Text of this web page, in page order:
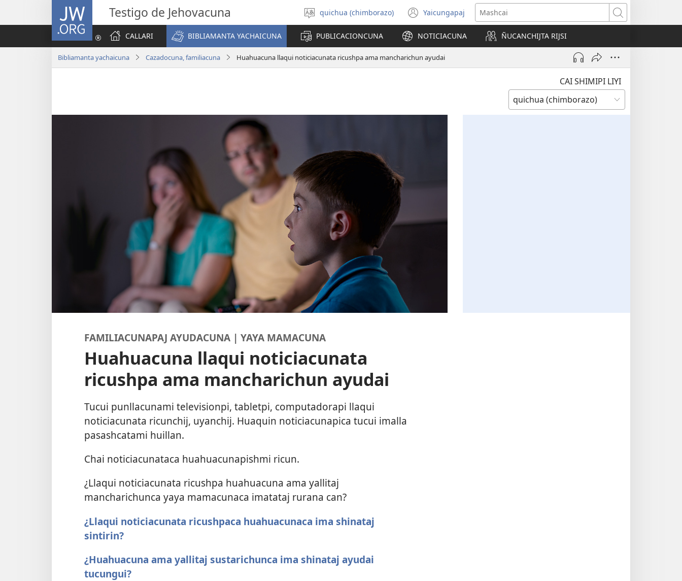
JW.ORG Testigo de Jehovacuna
Shimita
agllai
quichua (chimborazo) Yaicungapaj
(abre
una
nueva
ventana)
Mashcai
CALLARI
BIBLIAMANTA YACHAICUNA PUBLICACIONCUNA NOTICIACUNA ÑUCANCHIJTA RIJSI
Bibliamanta yachaicuna Cazadocuna, familiacuna Huahuacuna llaqui noticiacunata ricushpa ama mancharichun ayudai
CAI SHIMIPI LIYI
FAMILIACUNAPAJ AYUDACUNA | YAYA MAMACUNA
Huahuacuna llaqui noticiacunata
ricushpa ama mancharichun ayudai
Tucui punllacunami televisionpi, tabletpi, computadorapi llaqui
noticiacunata ricunchij, uyanchij. Huaquin noticiacunapica tucui imalla
pasashcatami huillan.
Chai noticiacunataca huahuacunapishmi ricun.
¿Llaqui noticiacunata ricushpa huahuacuna ama yallitaj
mancharichunca yaya mamacunaca imatataj rurana can?
¿Llaqui noticiacunata ricushpaca huahuacunaca ima shinataj
sintirin?
¿Huahuacuna ama yallitaj sustarichunca ima shinataj ayudai
tucungui?